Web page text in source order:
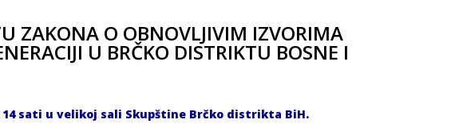
ZAKONA O OBNOVLJIVIM IZVORIMA
U BRČKO DISTRIKTU BOSNE I
14 sati u velikoj sali Skupštine Brčko distrikta BiH.